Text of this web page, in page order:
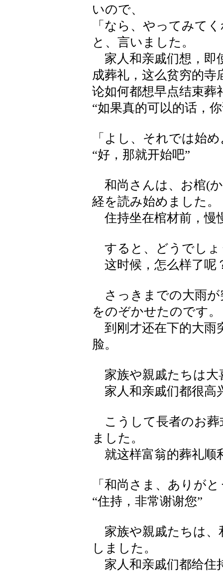
いので、
「なら、やってみて
と、言いました。
家人和亲戚们想，即
成葬礼，这么贫穷的寺
论如何都想早点结束葬
“如果真的可以的话，
「よし、それでは始
“好，那就开始吧”
和尚さんは、お棺(
経を読み始めました。
住持坐在棺材前，慢
すると、どうでしょ
这时候，怎么样了呢
さっきまでの大雨が
をのぞかせたのです。
到刚才还在下的大雨
脸。
家族や親戚たちは大
家人和亲戚们都很高
こうして長者のお葬
ました。
就这样富翁的葬礼顺
「和尚さま、ありが
“住持，非常谢谢您”
家族や親戚たちは、
しました。
家人和亲戚们都给住